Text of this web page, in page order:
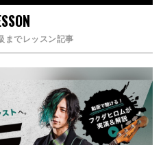
までレッスン記事